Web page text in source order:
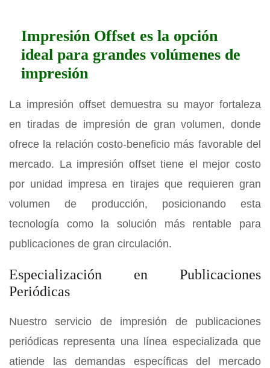
Impresión Offset es la opción
ideal para grandes volúmenes de
impresión
La impresión offset demuestra su mayor fortaleza
en tiradas de impresión de gran volumen, donde
ofrece la relación costo-beneficio más favorable del
mercado. La impresión offset tiene el mejor costo
por unidad impresa en tirajes que requieren gran
volumen de producción, posicionando esta
tecnología como la solución más rentable para
publicaciones de gran circulación.
Especialización en Publicaciones
Periódicas
Nuestro servicio de impresión de publicaciones
periódicas representa una línea especializada que
atiende las demandas específicas del mercado